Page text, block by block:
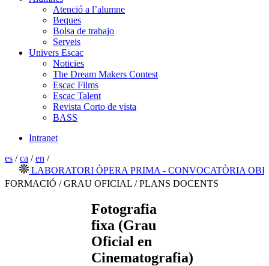
Atenció a l’alumne
Beques
Bolsa de trabajo
Serveis
Univers Escac
Noticies
The Dream Makers Contest
Escac Films
Escac Talent
Revista Corto de vista
BASS
Intranet
es /ca /en /
LABORATORI ÒPERA PRIMA - CONVOCATÒRIA
FORMACIÓ / GRAU OFICIAL / PLANS DOCENTS
Fotografia
fixa (Grau
Oficial en
Cinematografia)